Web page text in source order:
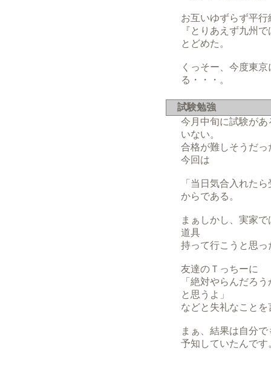
お互いゆずらず平
『とりあえず九州
とどめた。
くっそー、今度東
る・・・。
試験勉強
今月中旬に試験が
いない。
合格が難しそうだ
今回は
「当日気合入れた
からである。
まぁしかし、実家
道具
持って行こうと思っ
友達のＴっちーに
「絶対やらんだろ
と思うよ」
などと失礼なことを
まぁ、結果は自分
予知していたんです